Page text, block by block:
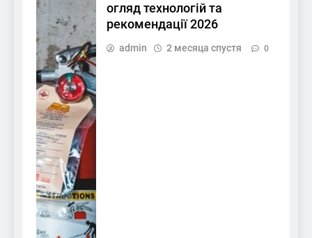
огляд технологій та
рекомендації 2026
admin 2 месяца спустя 0